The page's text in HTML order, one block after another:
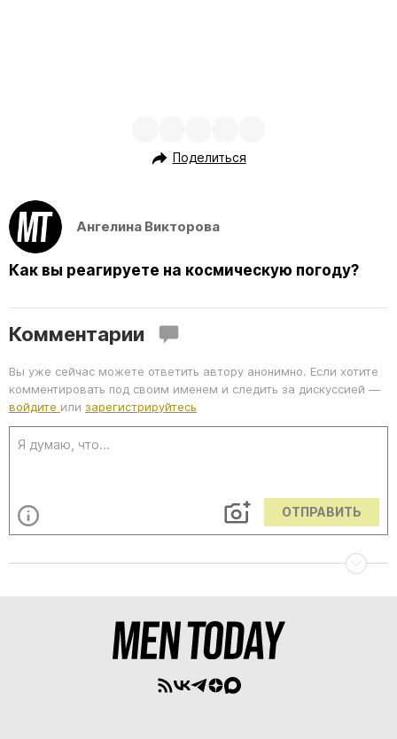
Поделиться
Ангелина Викторова
Как вы реагируете на космическую погоду?
Комментарии
Вы уже сейчас можете ответить автору анонимно. Если хотите
комментировать под своим именем и следить за дискуссией —
войдите или зарегистрируйтесь
ОТПРАВИТЬ